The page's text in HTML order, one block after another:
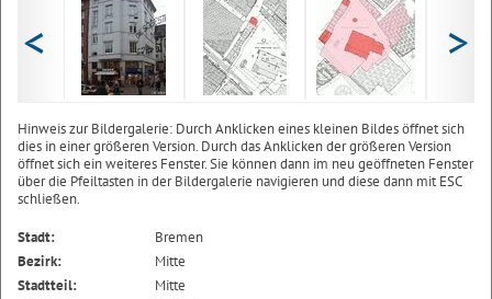
< >
Hinweis zur Bildergalerie: Durch Anklicken eines kleinen Bildes öffnet sich
dies in einer größeren Version. Durch das Anklicken der größeren Version
öffnet sich ein weiteres Fenster. Sie können dann im neu geöffneten Fenster
über die Pfeiltasten in der Bildergalerie navigieren und diese dann mit ESC
schließen.
Stadt:
Bremen
Bezirk:
Mitte
Stadtteil:
Mitte